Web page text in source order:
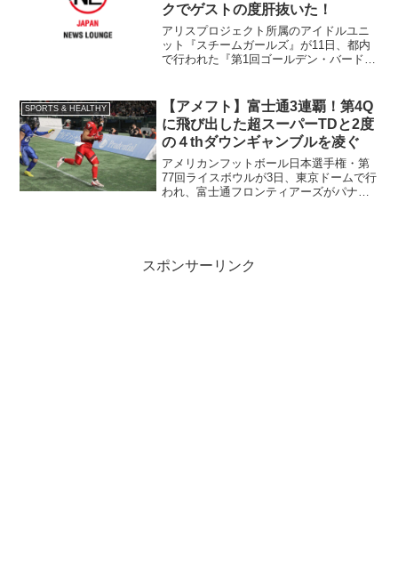
クでゲストの度肝抜いた！
アリスプロジェクト所属のアイドルユニ
ット『スチームガールズ』が11日、都内
で行われた『第1回ゴールデン・バード賞
と、同授賞式を開催。昨年3月11日に発生
した東日本大震災以...
SPORTS & HEALTHY
【アメフト】富士通3連覇！第4Q
に飛び出した超スーパーTDと2度
の４thダウンギャンブルを凌ぐ
アメリカンフットボール日本選手権・第
77回ライスボウルが3日、東京ドームで行
われ、富士通フロンティアーズがパナソ
スポンサーリンク